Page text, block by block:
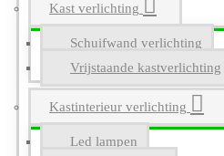
Kast verlichting
Schuifwand verlichting
Vrijstaande kastverlichting
Kastinterieur verlichting
Led lampen